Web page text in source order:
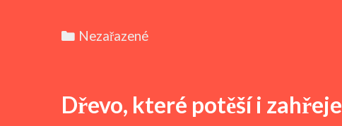
příliš
Categories
Nezařazené
Dřevo, které potěší i zahřeje